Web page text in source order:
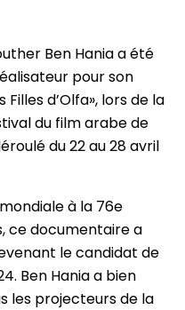
Ben Hania a été
pour son
d’Olfa», lors de la
du film arabe de
du 22 au 28 avril
à la 76e
ce documentaire a
le candidat de
Ben Hania a bien
les projecteurs de la